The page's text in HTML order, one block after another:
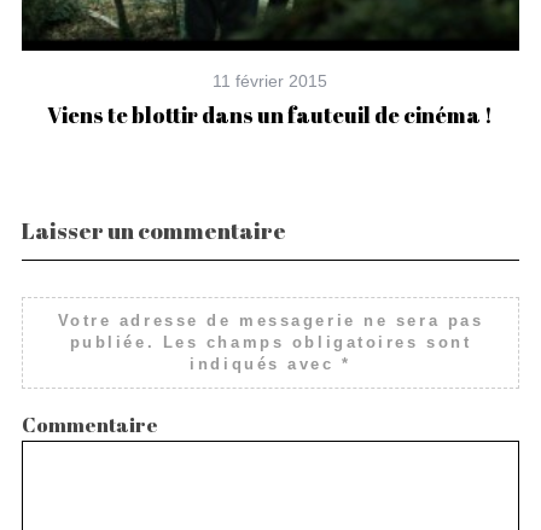
11 février 2015
Viens te blottir dans un fauteuil de cinéma !
Laisser un commentaire
Votre adresse de messagerie ne sera pas
publiée.
Les champs obligatoires sont
indiqués avec*
Commentaire